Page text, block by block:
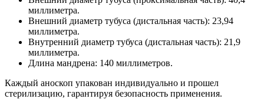
миллиметра.
Внешний диаметр тубуса (дистальная часть): 23,94
миллиметра.
Внутренний диаметр тубуса (дистальная часть): 21,9
миллиметра.
Длина мандрена: 140 миллиметров.
Каждый аноскоп упакован индивидуально и прошел
стерилизацию, гарантируя безопасность применения.